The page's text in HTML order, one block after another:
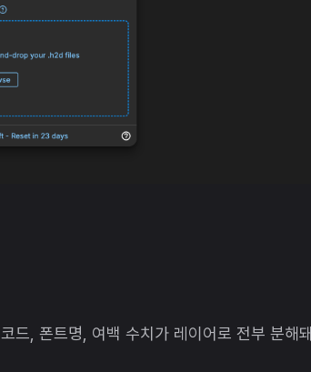
드, 폰트명, 여백 수치가 레이어로 전부 분해돼